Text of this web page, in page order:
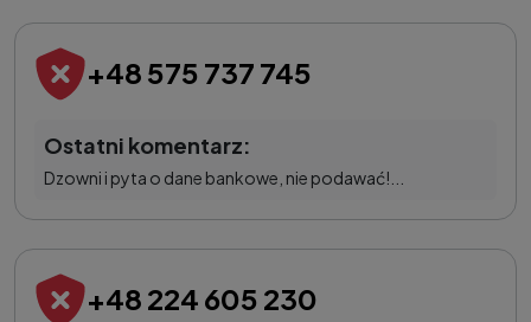
+48 575 737 745
Ostatni komentarz:
Dzowni i pyta o dane bankowe, nie podawać!...
+48 224 605 230